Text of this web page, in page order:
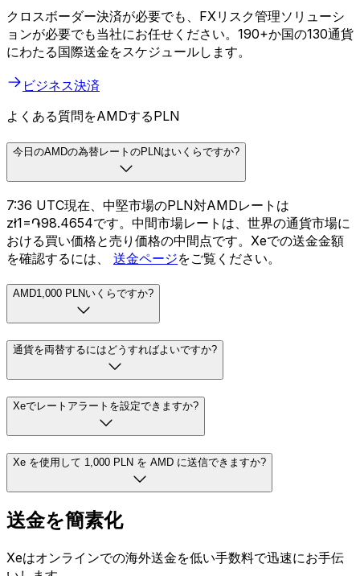
クロスボーダー決済が必要でも、FXリスク管理ソリューシ
ョンが必要でも当社にお任せください。190+か国の130通貨
にわたる国際送金をスケジュールします。
ビジネス決済
よくある質問をAMDするPLN
今日のAMDの為替レートのPLNはいくらですか?
7:36 UTC現在、中堅市場のPLN対AMDレートは
zł1=֏98.4654です。中間市場レートは、世界の通貨市場に
おける買い価格と売り価格の中間点です。Xeでの送金金額
を確認するには、 送金ページをご覧ください。
AMD1,000 PLNいくらですか?
通貨を両替するにはどうすればよいですか?
Xeでレートアラートを設定できますか?
Xe を使用して 1,000 PLN を AMD に送信できますか?
送金を簡素化
Xeはオンラインでの海外送金を低い手数料で迅速にお手伝